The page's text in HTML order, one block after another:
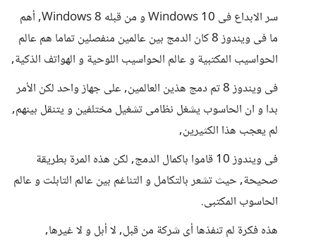
سر الابداع فى Windows 10 و من قبله Windows 8, أهم
ما فى ويندوز 8 كان الدمج بين عالمين منفصلين تماما هم عالم
الحواسيب المكتبية و عالم الحواسيب اللوحية و الهواتف الذكية,
فى ويندوز 8 تم دمج هذين العالمين, على جهاز واحد لكن الأمر
بدا و ان الحاسوب يشغل نظامى تشغيل مختلفين و يتنقل بينهم,
لم يعجب هذا الكثيرين,
فى ويندوز 10 قاموا باكمال الدمج, لكن هذه المرة بطريقة
صحيحة, حيث تشعر بالتكامل و التناغم بين عالم التابلت و عالم
الحاسوب المكتبى.
هذه فكرة لم تنفذها أى شركة من قبل, لا أبل و لا غيرها,